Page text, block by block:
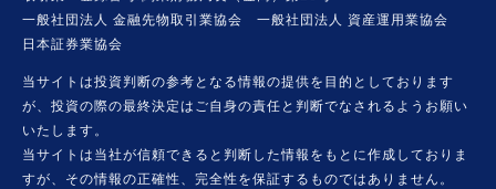
一般社団法人 金融先物取引業協会 一般社団法人 資産運用業協会
日本証券業協会
当サイトは投資判断の参考となる情報の提供を目的としております
が、投資の際の最終決定はご自身の責任と判断でなされるようお願い
いたします。
当サイトは当社が信頼できると判断した情報をもとに作成しておりま
すが、その情報の正確性、完全性を保証するものではありません。